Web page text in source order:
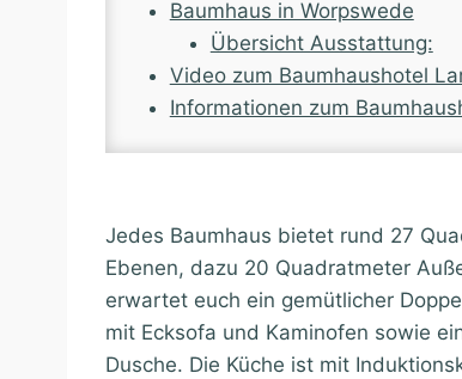
Baumhaus in Worpswede
Übersicht Ausstattung:
Video zum Baumhaushotel
Informationen zum
Jedes Baumhaus bietet rund 27
Ebenen, dazu 20 Quadratmeter
erwartet euch ein gemütlicher
mit Ecksofa und Kaminofen sowie
Dusche. Die Küche ist mit